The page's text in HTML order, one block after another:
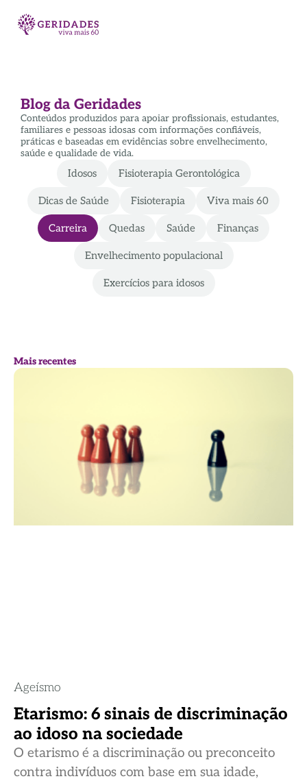
Blog da Geridades
Conteúdos produzidos para apoiar profissionais, estudantes,
familiares e pessoas idosas com informações confiáveis,
práticas e baseadas em evidências sobre envelhecimento,
saúde e qualidade de vida.
Idosos Fisioterapia Gerontológica
Dicas de Saúde Fisioterapia Viva mais 60
Carreira Quedas Saúde Finanças
Envelhecimento populacional
Exercícios para idosos
Mais recentes
Ageísmo
Etarismo: 6 sinais de discriminação
ao idoso na sociedade
O etarismo é a discriminação ou preconceito
contra indivíduos com base em sua idade,